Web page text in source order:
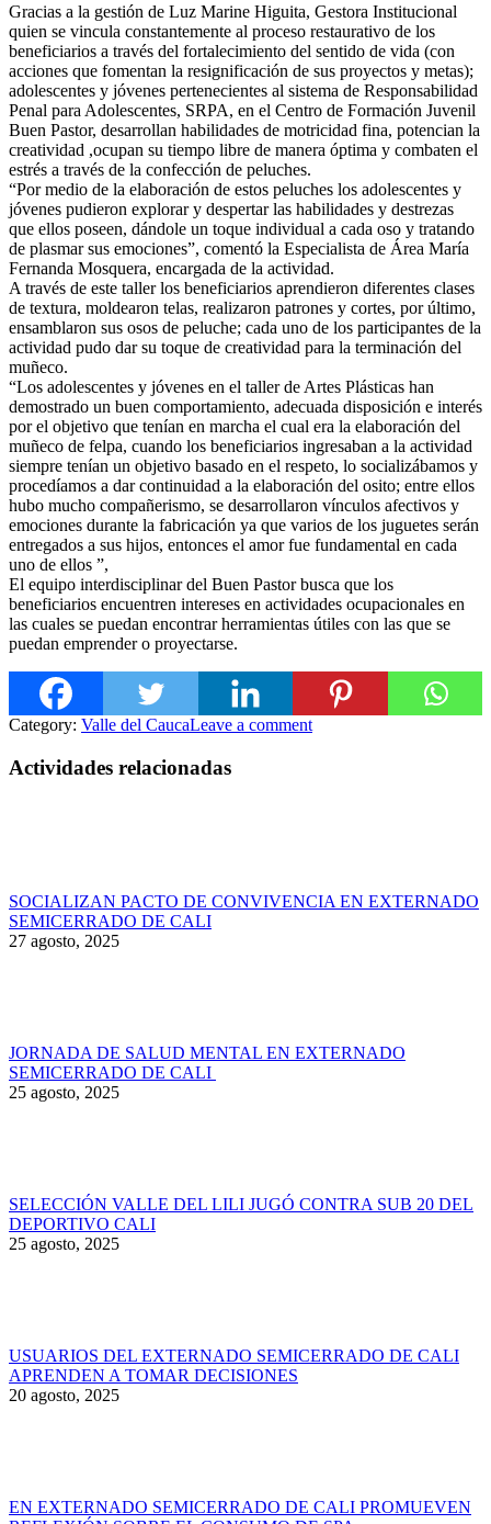
Gracias a la gestión de Luz Marine Higuita, Gestora Institucional
quien se vincula constantemente al proceso restaurativo de los
beneficiarios a través del fortalecimiento del sentido de vida (con
acciones que fomentan la resignificación de sus proyectos y metas);
adolescentes y jóvenes pertenecientes al sistema de Responsabilidad
Penal para Adolescentes, SRPA, en el Centro de Formación Juvenil
Buen Pastor, desarrollan habilidades de motricidad fina, potencian la
creatividad ,ocupan su tiempo libre de manera óptima y combaten el
estrés a través de la confección de peluches.
“Por medio de la elaboración de estos peluches los adolescentes y
jóvenes pudieron explorar y despertar las habilidades y destrezas
que ellos poseen, dándole un toque individual a cada oso y tratando
de plasmar sus emociones”, comentó la Especialista de Área María
Fernanda Mosquera, encargada de la actividad.
A través de este taller los beneficiarios aprendieron diferentes clases
de textura, moldearon telas, realizaron patrones y cortes, por último,
ensamblaron sus osos de peluche; cada uno de los participantes de la
actividad pudo dar su toque de creatividad para la terminación del
muñeco.
“Los adolescentes y jóvenes en el taller de Artes Plásticas han
demostrado un buen comportamiento, adecuada disposición e interés
por el objetivo que tenían en marcha el cual era la elaboración del
muñeco de felpa, cuando los beneficiarios ingresaban a la actividad
siempre tenían un objetivo basado en el respeto, lo socializábamos y
procedíamos a dar continuidad a la elaboración del osito; entre ellos
hubo mucho compañerismo, se desarrollaron vínculos afectivos y
emociones durante la fabricación ya que varios de los juguetes serán
entregados a sus hijos, entonces el amor fue fundamental en cada
uno de ellos ”,
El equipo interdisciplinar del Buen Pastor busca que los
beneficiarios encuentren intereses en actividades ocupacionales en
las cuales se puedan encontrar herramientas útiles con las que se
puedan emprender o proyectarse.
Category: Valle del CaucaLeave a comment
Actividades relacionadas
SOCIALIZAN PACTO DE CONVIVENCIA EN EXTERNADO
SEMICERRADO DE CALI
27 agosto, 2025
JORNADA DE SALUD MENTAL EN EXTERNADO
SEMICERRADO DE CALI
25 agosto, 2025
SELECCIÓN VALLE DEL LILI JUGÓ CONTRA SUB 20 DEL
DEPORTIVO CALI
25 agosto, 2025
USUARIOS DEL EXTERNADO SEMICERRADO DE CALI
APRENDEN A TOMAR DECISIONES
20 agosto, 2025
EN EXTERNADO SEMICERRADO DE CALI PROMUEVEN